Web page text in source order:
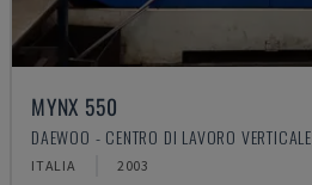
MYNX 550
DAEWOO - CENTRO DI LAVORO VERTICALE
ITALIA 2003